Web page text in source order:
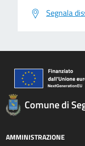
Segnala
Comune di
AMMINISTRAZIONE